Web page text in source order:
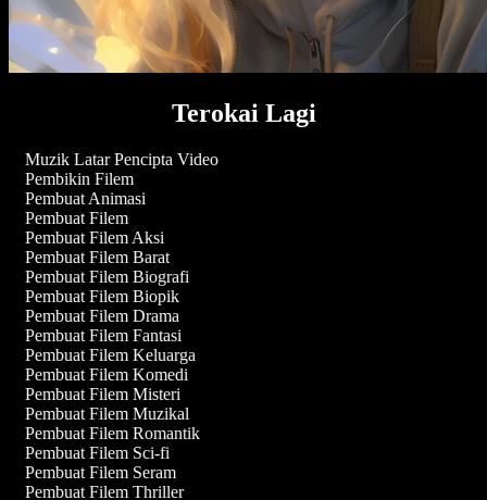
Terokai Lagi
Muzik Latar Pencipta Video
Pembikin Filem
Pembuat Animasi
Pembuat Filem
Pembuat Filem Aksi
Pembuat Filem Barat
Pembuat Filem Biografi
Pembuat Filem Biopik
Pembuat Filem Drama
Pembuat Filem Fantasi
Pembuat Filem Keluarga
Pembuat Filem Komedi
Pembuat Filem Misteri
Pembuat Filem Muzikal
Pembuat Filem Romantik
Pembuat Filem Sci-fi
Pembuat Filem Seram
Pembuat Filem Thriller